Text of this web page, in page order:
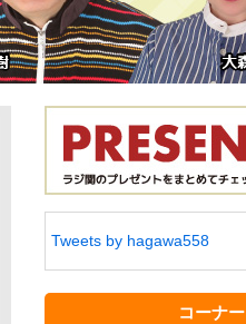
Tweets by hagawa558
コーナー